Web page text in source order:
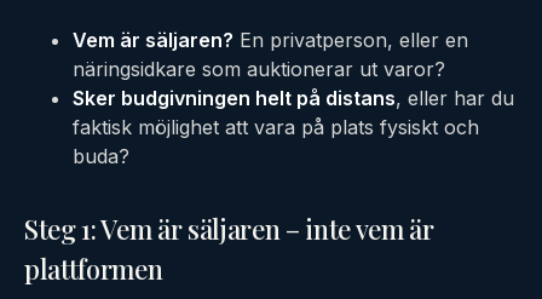
Vem är säljaren? En privatperson, eller en
näringsidkare som auktionerar ut varor?
Sker budgivningen helt på distans, eller har du
faktisk möjlighet att vara på plats fysiskt och
buda?
Steg 1: Vem är säljaren – inte vem är
plattformen